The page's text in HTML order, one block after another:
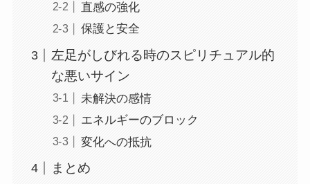
直感の強化
保護と安全
左足がしびれる時のスピリチュアル的
な悪いサイン
未解決の感情
エネルギーのブロック
変化への抵抗
まとめ